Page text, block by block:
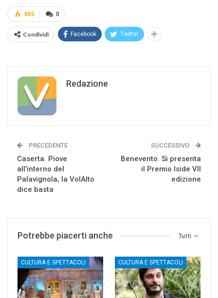
0
865
Condividi Facebook Twitter
Redazione
PRECEDENTE
Caserta. Piove
all’interno del
Palavignola, la VolAlto
dice basta
SUCCESSIVO
Benevento. Si presenta
il Premio Iside VII
edizione
Tutti
Potrebbe piacerti anche
CULTURA E SPETTACOLI CULTURA E SPETTACOLI